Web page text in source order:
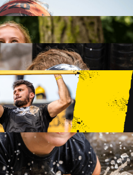
42 KM+
KM+
KM+
ZALEW ZEMBORZYCKI
ARENA GDAŃSK/SOPOT
DEMO WARSZAWA 24/26.09.2026
KOPALNIA ROLANTOWICE